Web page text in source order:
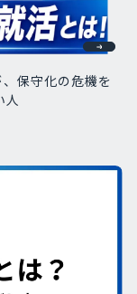
保守化の危機を
人